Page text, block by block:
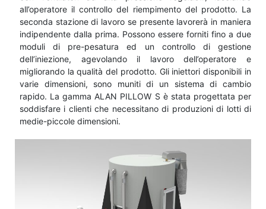
all’operatore il controllo del riempimento del prodotto. La
seconda stazione di lavoro se presente lavorerà in maniera
indipendente dalla prima. Possono essere forniti fino a due
moduli di pre-pesatura ed un controllo di gestione
dell’iniezione, agevolando il lavoro dell’operatore e
migliorando la qualità del prodotto. Gli iniettori disponibili in
varie dimensioni, sono muniti di un sistema di cambio
rapido. La gamma ALAN PILLOW S è stata progettata per
soddisfare i clienti che necessitano di produzioni di lotti di
medie-piccole dimensioni.